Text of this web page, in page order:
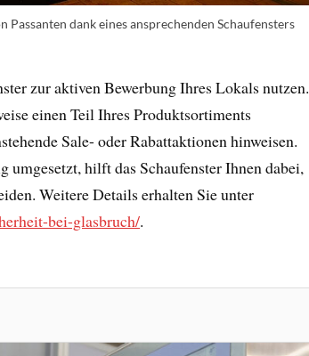
Passanten dank eines ansprechenden Schaufensters
zur aktiven Bewerbung Ihres Lokals nutzen.
einen Teil Ihres Produktsortiments
Sale- oder Rabattaktionen hinweisen.
hilft das Schaufenster Ihnen dabei,
Weitere Details erhalten Sie unter
bei-glasbruch/.